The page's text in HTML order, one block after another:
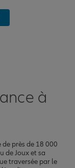
à
de près de 18 000
de Joux et sa
traversée par le